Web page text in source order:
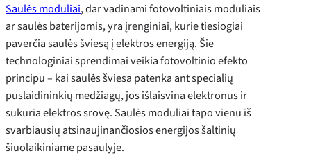
Saulės moduliai, dar vadinami fotovoltiniais moduliais
ar saulės baterijomis, yra įrenginiai, kurie tiesiogiai
paverčia saulės šviesą į elektros energiją. Šie
technologiniai sprendimai veikia fotovoltinio efekto
principu – kai saulės šviesa patenka ant specialių
puslaidininkių medžiagų, jos išlaisvina elektronus ir
sukuria elektros srovę. Saulės moduliai tapo vienu iš
svarbiausių atsinaujinančiosios energijos šaltinių
šiuolaikiniame pasaulyje.